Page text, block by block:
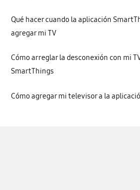
Qué hacer cuando la aplicación
agregar mi TV
Cómo arreglar la desconexión con mi
SmartThings
Cómo agregar mi televisor a la